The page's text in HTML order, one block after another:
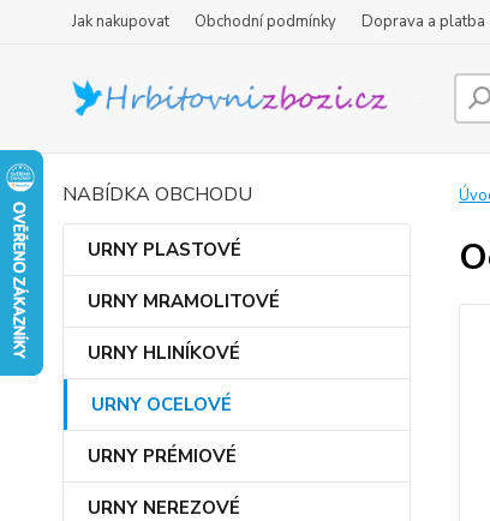
Jak nakupovat Obchodní podmínky Doprava a platba
NABÍDKA OBCHODU
URNY PLASTOVÉ
URNY MRAMOLITOVÉ
URNY HLINÍKOVÉ
URNY OCELOVÉ
URNY PRÉMIOVÉ
URNY NEREZOVÉ